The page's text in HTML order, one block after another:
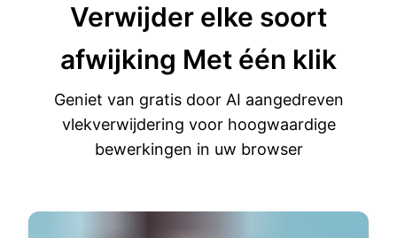
Verwijder elke soort
afwijking Met één klik
Geniet van gratis door AI aangedreven
vlekverwijdering voor hoogwaardige
bewerkingen in uw browser